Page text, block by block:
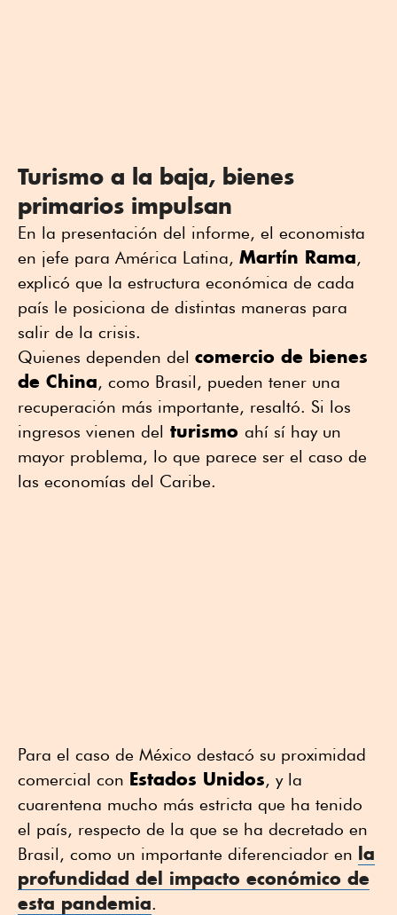
Turismo a la baja, bienes
primarios impulsan
En la presentación del informe, el economista
en jefe para América Latina, Martín Rama,
explicó que la estructura económica de cada
país le posiciona de distintas maneras para
salir de la crisis.
Quienes dependen del comercio de bienes
de China, como Brasil, pueden tener una
recuperación más importante, resaltó. Si los
ingresos vienen del turismo ahí sí hay un
mayor problema, lo que parece ser el caso de
las economías del Caribe.
Para el caso de México destacó su proximidad
comercial con Estados Unidos, y la
cuarentena mucho más estricta que ha tenido
el país, respecto de la que se ha decretado en
Brasil, como un importante diferenciador en la
profundidad del impacto económico de
esta pandemia.